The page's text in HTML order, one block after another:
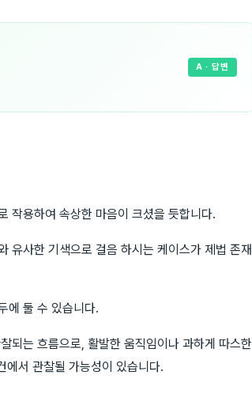
A · 답변
작용하여 속상한 마음이 크셨을 듯합니다.
유사한 기색으로 걸음 하시는 케이스가 제법 존재
에 둘 수 있습니다.
되는 흐름으로, 활발한 움직임이나 과하게 따스한
에서 관찰될 가능성이 있습니다.